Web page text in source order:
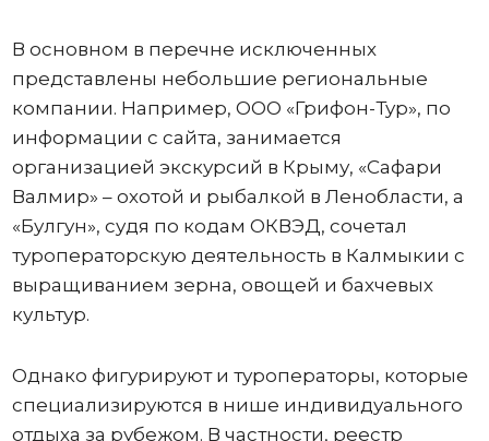
В основном в перечне исключенных
представлены небольшие региональные
компании. Например, ООО «Грифон-Тур», по
информации с сайта, занимается
организацией экскурсий в Крыму, «Сафари
Валмир» – охотой и рыбалкой в Ленобласти, а
«Булгун», судя по кодам ОКВЭД, сочетал
туроператорскую деятельность в Калмыкии с
выращиванием зерна, овощей и бахчевых
культур.
Однако фигурируют и туроператоры, которые
специализируются в нише индивидуального
отдыха за рубежом. В частности, реестр